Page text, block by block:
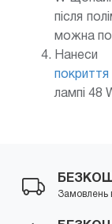
після
можна
лампі 48
Замовлень